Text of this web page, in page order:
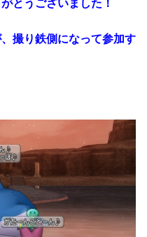
とうございました！
撮り鉄側になって参加す